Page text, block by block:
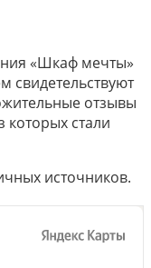
«Шкаф мечты»
свидетельствуют
отзывы
которых стали
источников.